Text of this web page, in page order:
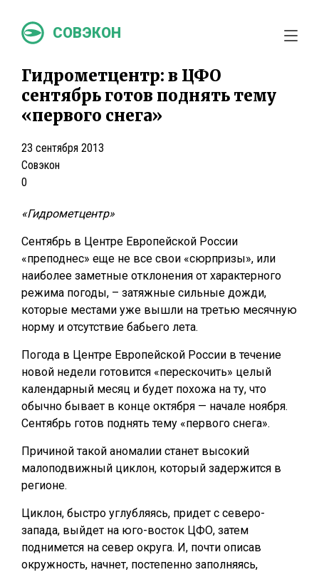
СОВЭКОН
Гидрометцентр: в ЦФО
сентябрь готов поднять тему
«первого снега»
23 сентября 2013
Совэкон
0
«Гидрометцентр»
Сентябрь в Центре Европейской России
«преподнес» еще не все свои «сюрпризы», или
наиболее заметные отклонения от характерного
режима погоды, – затяжные сильные дожди,
которые местами уже вышли на третью месячную
норму и отсутствие бабьего лета.
Погода в Центре Европейской России в течение
новой недели готовится «перескочить» целый
календарный месяц и будет похожа на ту, что
обычно бывает в конце октября — начале ноября.
Сентябрь готов поднять тему «первого снега».
Причиной такой аномалии станет высокий
малоподвижный циклон, который задержится в
регионе.
Циклон, быстро углубляясь, придет с северо-
запада, выйдет на юго-восток ЦФО, затем
поднимется на север округа. И, почти описав
окружность, начнет, постепенно заполняясь,